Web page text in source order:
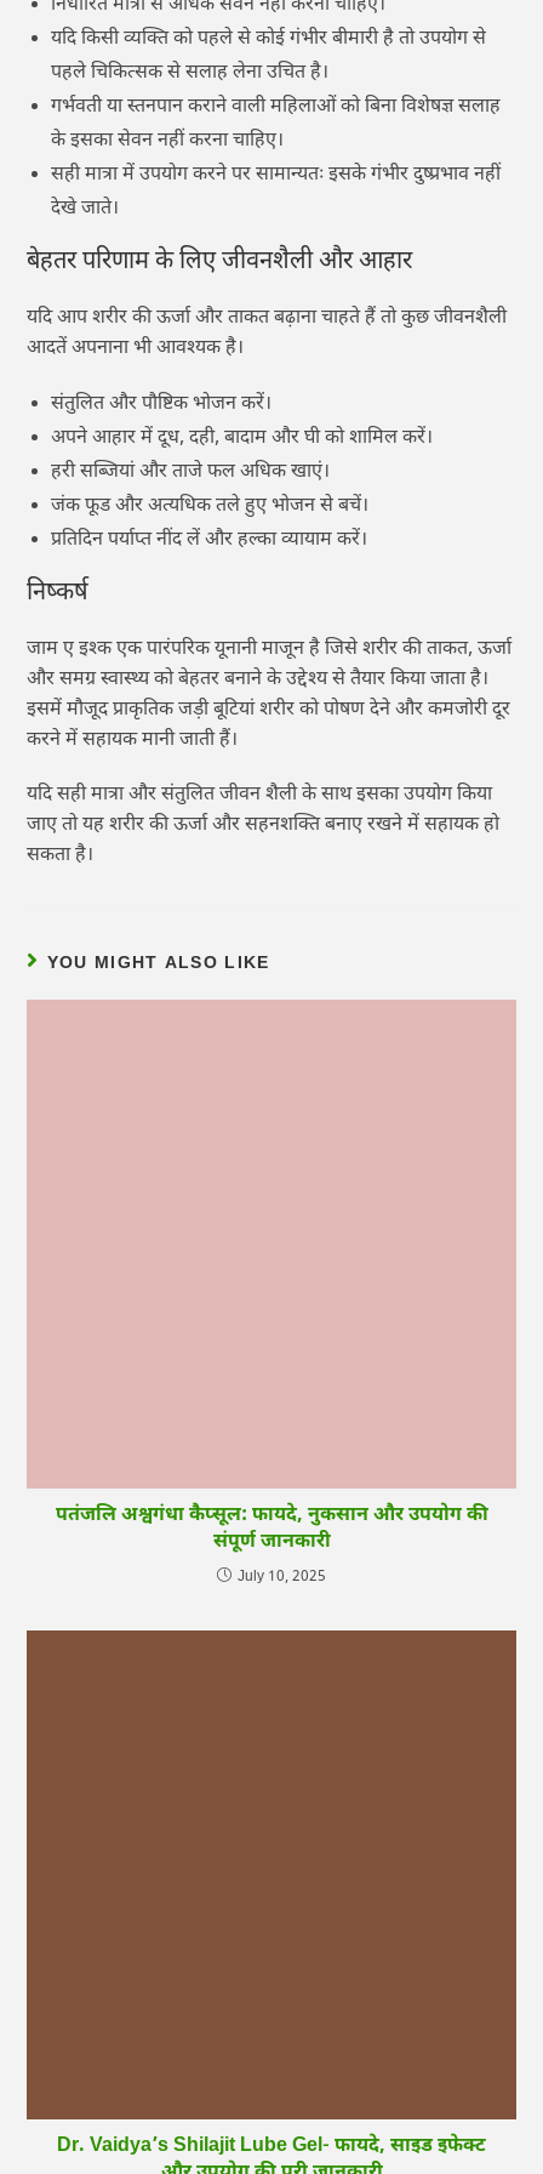
निर्धारित मात्रा से अधिक सेवन नहीं करना चाहिए।
यदि किसी व्यक्ति को पहले से कोई गंभीर बीमारी है तो उपयोग से
पहले चिकित्सक से सलाह लेना उचित है।
गर्भवती या स्तनपान कराने वाली महिलाओं को बिना विशेषज्ञ सलाह
के इसका सेवन नहीं करना चाहिए।
सही मात्रा में उपयोग करने पर सामान्यतः इसके गंभीर दुष्प्रभाव नहीं
देखे जाते।
बेहतर परिणाम के लिए जीवनशैली और आहार
यदि आप शरीर की ऊर्जा और ताकत बढ़ाना चाहते हैं तो कुछ जीवनशैली
आदतें अपनाना भी आवश्यक है।
संतुलित और पौष्टिक भोजन करें।
अपने आहार में दूध, दही, बादाम और घी को शामिल करें।
हरी सब्जियां और ताजे फल अधिक खाएं।
जंक फूड और अत्यधिक तले हुए भोजन से बचें।
प्रतिदिन पर्याप्त नींद लें और हल्का व्यायाम करें।
निष्कर्ष
जाम ए इश्क एक पारंपरिक यूनानी माजून है जिसे शरीर की ताकत, ऊर्जा
और समग्र स्वास्थ्य को बेहतर बनाने के उद्देश्य से तैयार किया जाता है।
इसमें मौजूद प्राकृतिक जड़ी बूटियां शरीर को पोषण देने और कमजोरी दूर
करने में सहायक मानी जाती हैं।
यदि सही मात्रा और संतुलित जीवन शैली के साथ इसका उपयोग किया
जाए तो यह शरीर की ऊर्जा और सहनशक्ति बनाए रखने में सहायक हो
सकता है।
YOU MIGHT ALSO LIKE
पतंजलि अश्वगंधा कैप्सूल: फायदे, नुकसान और उपयोग की
संपूर्ण जानकारी
July 10, 2025
Dr. Vaidya’s Shilajit Lube Gel- फायदे, साइड इफेक्ट